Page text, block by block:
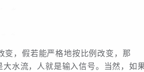
，假若能严格地按比例改变，那
水流，人就是输入信号。当然，如